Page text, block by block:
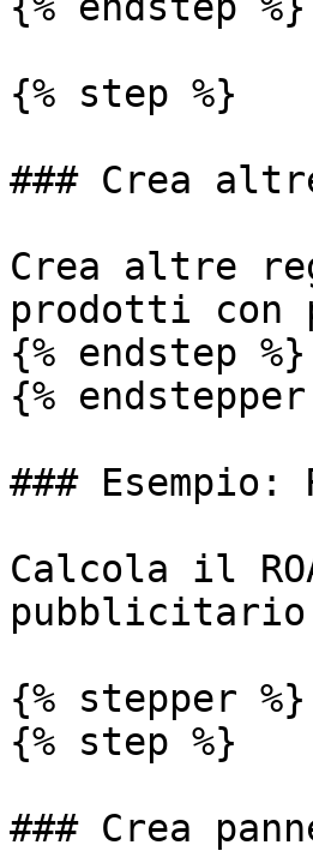
{% step %}
### Crea
Crea altre
prodotti con
{% endstep %}
{% endstepper
### Esempio:
Calcola il
pubblicitario
{% stepper %}
{% step %}
### Crea